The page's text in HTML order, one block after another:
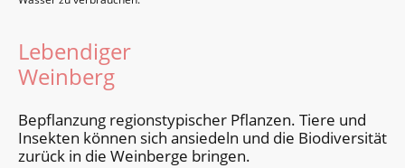
Lebendiger
Weinberg
Bepflan­zung regions­typischer Pflanzen. Tiere und
Insek­ten können sich ansie­deln und die Bio­diversi­tät
zurück in die Wein­berge bringen.